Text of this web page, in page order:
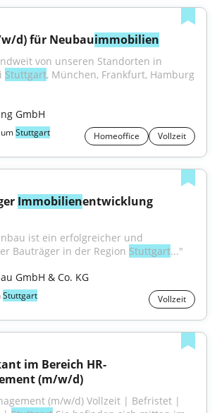
d) für Neubauimmobilien
von unseren Stand­orten in
Stutt­gart, München, Frank­furt, Ham­burg
GmbH
Stuttgart Homeoffice Vollzeit
Immobilienentwicklung
ist ein erfolgreicher und
Bauträger in der Region Stuttgart..."
GmbH & Co. KG
Stuttgart Vollzeit
im Bereich HR-
(m/w/d)
(m/w/d) Vollzeit | Befristet |